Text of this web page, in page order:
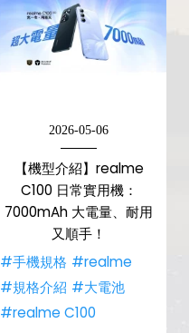
2026-05-06
【機型介紹】realme
C100 日常實用機：
7000mAh 大電量、耐用
又順手！
#手機規格 #realme
#規格介紹 #大電池
#realme C100